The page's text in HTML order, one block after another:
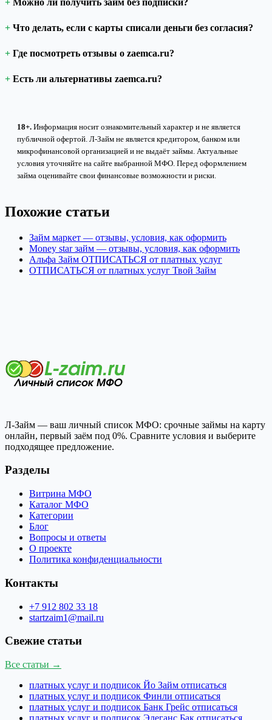
Можно ли получить займ без подписки?
Что делать, если с карты списали деньги без согласия?
Где посмотреть отзывы о zaemca.ru?
Есть ли альтернативы zaemca.ru?
18+. Информация носит ознакомительный характер и не является
публичной офертой. Л-Займ не является кредитором, банком или
микрофинансовой организацией и не выдаёт займы. Актуальные
условия уточняйте на сайте выбранной МФО. Перед оформлением
займа оценивайте свои финансовые возможности и риски.
Похожие статьи
Займ маркет — отзывы, условия, как оформить
Money star займ — отзывы, условия, как оформить
Альфа Займ ОТПИСАТЬСЯ от платных услуг
ОТПИСАТЬСЯ от платных услуг Твой Займ
Л-Займ — ваш личный список МФО: срочные займы на карту
онлайн, первый заём под 0%. Сравните условия и выберите
подходящее предложение.
Разделы
Витрина МФО
Каталог МФО
Категории
Блог
Вопросы и ответы
О проекте
Политика конфиденциальности
Контакты
+7 912 802 33 18
startzaim1@mail.ru
Свежие статьи
Все статьи →
платных услуг и подписок Йо Займ отписаться
платных услуг и подписок Финли отписаться
платных услуг и подписок Банк Грейс отписаться
платных услуг и подписок Элеганс Бак отписаться